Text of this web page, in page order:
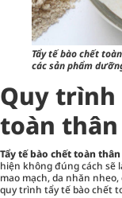
Tẩy tế bào chết
các sản phẩm
Quy trình
toàn
Tẩy tế bào chết toàn thân
hiện không đúng cách sẽ
mao mạch, da nhăn
quy trình tẩy tế bào chết